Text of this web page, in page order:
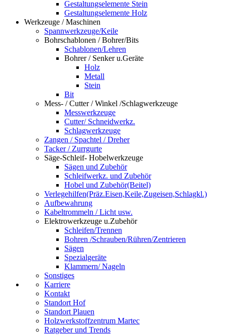
Gestaltungselemente Stein
Gestaltungselemente Holz
Werkzeuge / Maschinen
Spannwerkzeuge/Keile
Bohrschablonen / Bohrer/Bits
Schablonen/Lehren
Bohrer / Senker u.Geräte
Holz
Metall
Stein
Bit
Mess- / Cutter / Winkel /Schlagwerkzeuge
Messwerkzeuge
Cutter/ Schneidwerkz.
Schlagwerkzeuge
Zangen / Spachtel / Dreher
Tacker / Zurrgurte
Säge-Schleif- Hobelwerkzeuge
Sägen und Zubehör
Schleifwerkz. und Zubehör
Hobel und Zubehör(Beitel)
Verlegehilfen(Präz.Eisen,Keile,Zugeisen,Schlagkl.)
Aufbewahrung
Kabeltrommeln / Licht usw.
Elektrowerkzeuge u.Zubehör
Schleifen/Trennen
Bohren /Schrauben/Rühren/Zentrieren
Sägen
Spezialgeräte
Klammern/ Nageln
Sonstiges
Karriere
Kontakt
Standort Hof
Standort Plauen
Holzwerkstoffzentrum Martec
Ratgeber und Trends